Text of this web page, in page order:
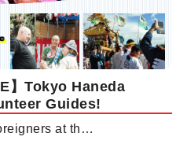
】Tokyo Haneda
Guides!
at th…